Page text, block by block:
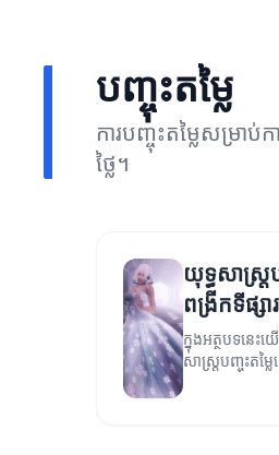
បញ្ចុះតម្លៃ
ការបញ្ចុះតម្លៃសម្រា
ថ្លៃ។
យុទ្ធសាស្ត្រ
ពង្រីកទីផ្សារ
ក្នុងអត្ថបទនេះ
សាស្ត្របញ្ចុះតម្ល